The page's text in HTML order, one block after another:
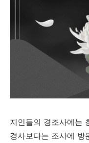
지인들의 경조사에는
경사보다는 조사에 방